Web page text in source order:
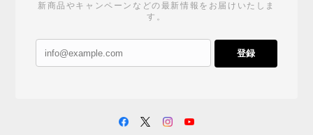
新商品やキャンペーンなどの最新情報をお届けいたしま
す。
登録